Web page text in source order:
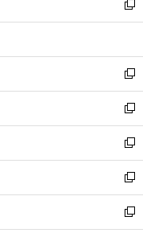
く
で
開
ド
ウ
開
く
ィ
ン
ウ
で
開
く
い
ウ
ン
ド
ウ
で
開
く
新
し
ウ
ィ
ン
ド
ウ
で
開
く
新
し
い
ウ
ィ
ン
ド
ウ
で
開
新
し
い
ウ
ィ
ン
ド
ウ
新
し
い
ウ
ィ
新
し
い
新